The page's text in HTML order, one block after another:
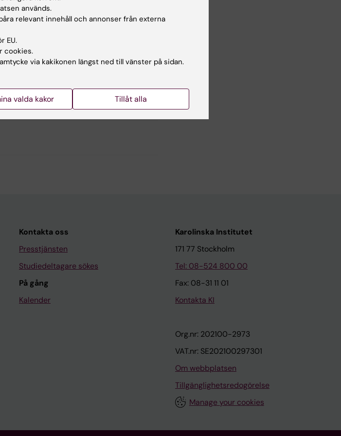
Kontakta oss
Presstjänsten
Studiedeltagare sökes
På gång
Kalender
Karolinska Institutet
171 77 Stockholm
Tel: 08-524 800 00
Fax: 08-31 11 01
Kontakta KI
Org.nr: 202100-2973
VAT.nr: SE202100297301
Om webbplatsen
Tillgänglighetsredogörelse
Manage your cookies
används.
relevant innehåll och annonser från externa
EU.
cookies.
via kakikonen längst ned till vänster på sidan.
valda kakor Tillåt alla